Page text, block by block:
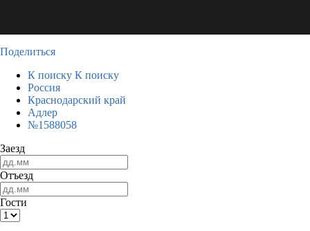
Поделиться
К поиску К поиску
Россия
Краснодарский край
Адлер
№1588058
Заезд
Отъезд
Гости